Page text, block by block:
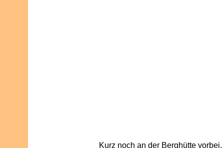
Kurz noch an der Berghütte